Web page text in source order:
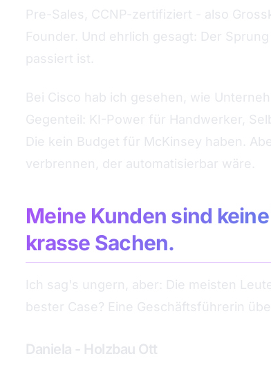
Pre-Sales, CCNP-zertifiziert - also
Founder. Und ehrlich gesagt: Der
passiert ist.
Bei Cisco hab ich gesehen, wie
Gegenteil: KI-Power für Handwerker,
Die kein Budget für McKinsey haben.
verbrennen, der automatisierbar wäre.
Meine Kunden sind
krasse Sachen.
Ich sag's ungern, aber: Die meisten
bester Case? Eine Geschäftsführerin
Daniela - Holzbau Ott